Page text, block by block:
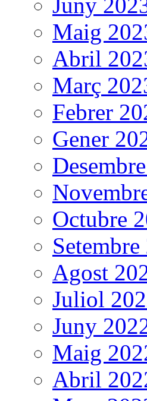
Maig
Abril
Març
Febrer
Gener
Octubre
Agost
Juliol
Juny
Maig
Abril